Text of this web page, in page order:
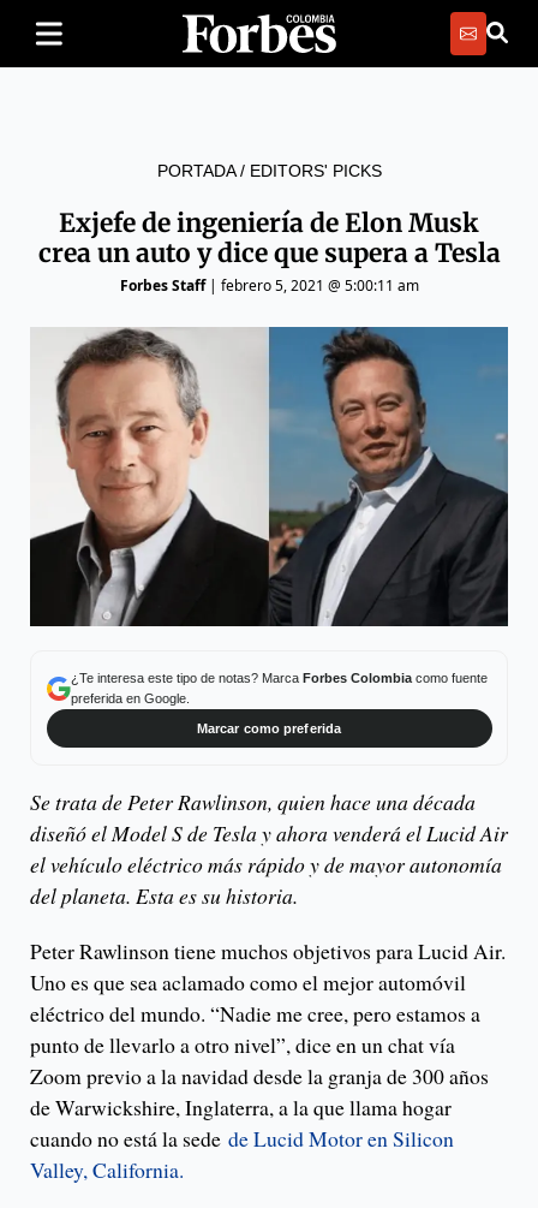
PORTADA/ EDITORS' PICKS
Exjefe de ingeniería de Elon Musk
crea un auto y dice que supera a Tesla
Forbes Staff| febrero 5, 2021 @ 5:00:11 am
¿Te interesa este tipo de notas? Marca Forbes Colombiacomo fuente
preferida en Google.
Marcar como preferida
Se trata de Peter Rawlinson, quien hace una década
diseñó el Model S de Tesla y ahora venderá el Lucid Air
el vehículo eléctrico más rápido y de mayor autonomía
del planeta. Esta es su historia.
Peter Rawlinson tiene muchos objetivos para Lucid Air.
Uno es que sea aclamado como el mejor automóvil
eléctrico del mundo. “Nadie me cree, pero estamos a
punto de llevarlo a otro nivel”, dice en un chat vía
Zoom previo a la navidad desde la granja de 300 años
de Warwickshire, Inglaterra, a la que llama hogar
cuando no está la sede de Lucid Motor en Silicon
Valley, California.